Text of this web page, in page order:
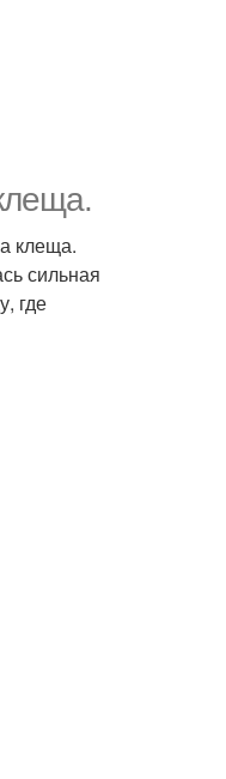
клеща.
сильная
где